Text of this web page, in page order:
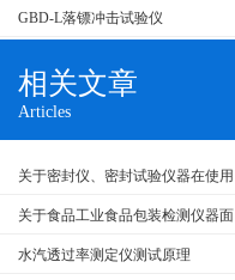
GBD-L落镖冲击试验仪
相关文章
Articles
关于密封仪、密封试验仪器在使用
上的常见故障及维护方面
关于食品工业食品包装检测仪器面
临的新发展及机遇
水汽透过率测定仪测试原理